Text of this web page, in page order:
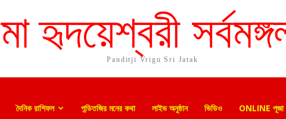
মা হৃদয়েশ্বরী
Panditji Vrigu Sri Jatak
দৈনিক রাশিফল পন্ডিতজির মনের কথা লাইভ অনুষ্ঠান ভিডিও ONLINE পূজা